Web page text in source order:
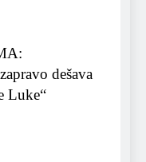
dešava
Luke“